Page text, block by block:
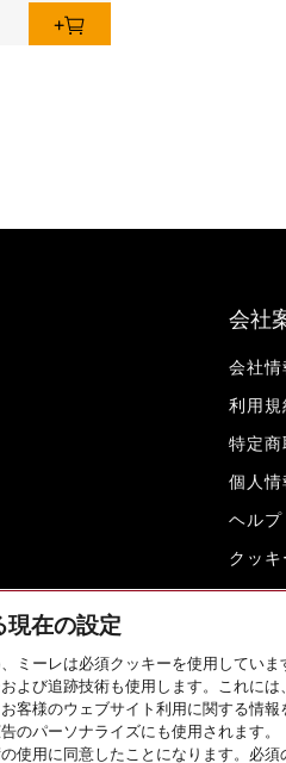
会社
会社情
利用規
特定商
個人情
ヘルプ
クッキ
現在の設定
ミーレは必須クッキーを使用してい
よび追跡技術も使用します。これに
客様のウェブサイト利用に関する情
のパーソナライズにも使用されます。
使用に同意したことになります。必